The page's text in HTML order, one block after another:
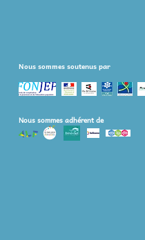
Nous sommes soutenus par
Nous sommes adhérent de